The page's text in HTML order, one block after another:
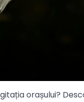
orașului?